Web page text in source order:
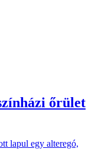
őrület
lapul egy alteregó,